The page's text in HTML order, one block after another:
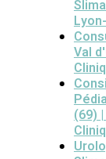
Val
(69)